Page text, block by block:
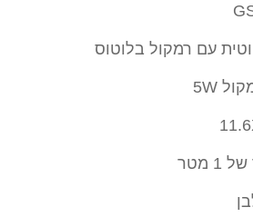
עם רמקול בלוטוס
מטר